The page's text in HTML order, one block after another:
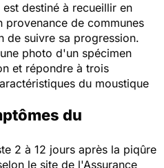
destiné à recueillir en
provenance de communes
de suivre sa progression.
photo d'un spécimen
et répondre à trois
du moustique
du
2 à 12 jours après la piqûre
le site de l'Assurance